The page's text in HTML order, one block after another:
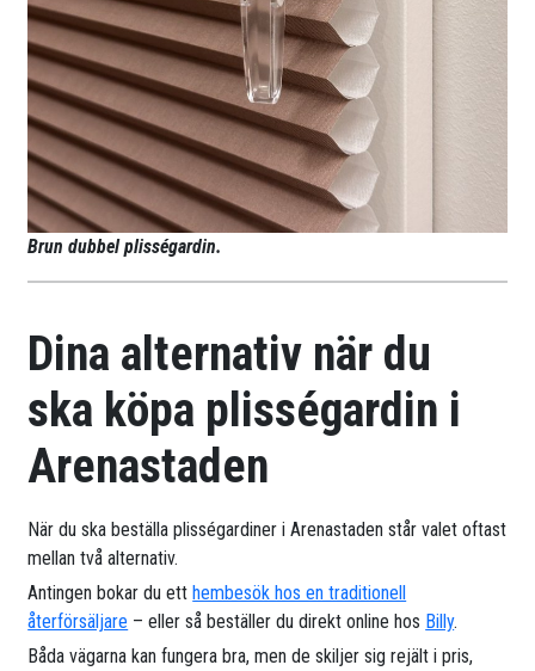
Brun dubbel plisségardin.
Dina alternativ när du
ska köpa plisségardin i
Arenastaden
När du ska beställa plisségardiner i Arenastaden står valet oftast
mellan två alternativ.
Antingen bokar du etthembesök hos en traditionell
återförsäljare – eller så beställer du direkt online hos Billy.
Båda vägarna kan fungera bra, men de skiljer sig rejält i pris,